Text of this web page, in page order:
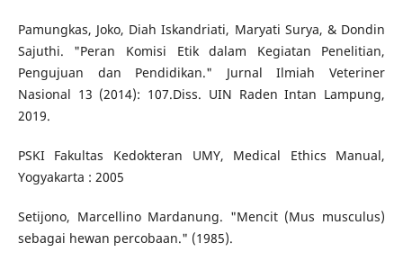
Pamungkas, Joko, Diah Iskandriati, Maryati Surya, & Dondin
Sajuthi. "Peran Komisi Etik dalam Kegiatan Penelitian,
Pengujuan dan Pendidikan." Jurnal Ilmiah Veteriner
Nasional 13 (2014): 107.Diss. UIN Raden Intan Lampung,
2019.
PSKI Fakultas Kedokteran UMY, Medical Ethics Manual,
Yogyakarta : 2005
Setijono, Marcellino Mardanung. "Mencit (Mus musculus)
sebagai hewan percobaan." (1985).